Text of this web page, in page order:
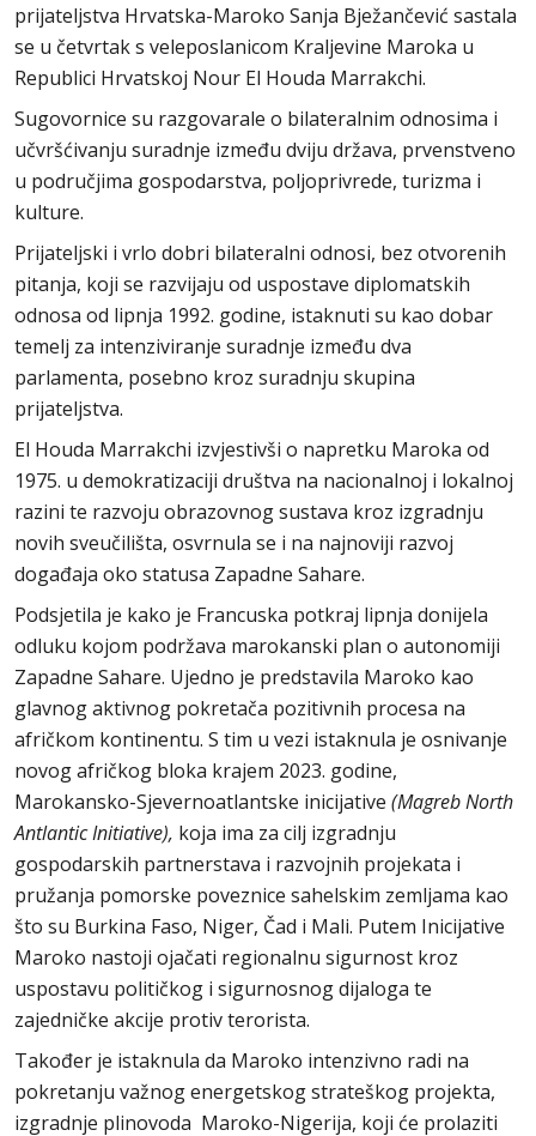
prijateljstva Hrvatska-Maroko Sanja Bježančević sastala
se u četvrtak s veleposlanicom Kraljevine Maroka u
Republici Hrvatskoj Nour El Houda Marrakchi.
Sugovornice su razgovarale o bilateralnim odnosima i
učvršćivanju suradnje između dviju država, prvenstveno
u područjima gospodarstva, poljoprivrede, turizma i
kulture.
Prijateljski i vrlo dobri bilateralni odnosi, bez otvorenih
pitanja, koji se razvijaju od uspostave diplomatskih
odnosa od lipnja 1992. godine, istaknuti su kao dobar
temelj za intenziviranje suradnje između dva
parlamenta, posebno kroz suradnju skupina
prijateljstva.
El Houda Marrakchi izvjestivši o napretku Maroka od
1975. u demokratizaciji društva na nacionalnoj i lokalnoj
razini te razvoju obrazovnog sustava kroz izgradnju
novih sveučilišta, osvrnula se i na najnoviji razvoj
događaja oko statusa Zapadne Sahare.
Podsjetila je kako je Francuska potkraj lipnja donijela
odluku kojom podržava marokanski plan o autonomiji
Zapadne Sahare. Ujedno je predstavila Maroko kao
glavnog aktivnog pokretača pozitivnih procesa na
afričkom kontinentu. S tim u vezi istaknula je osnivanje
novog afričkog bloka krajem 2023. godine,
Marokansko-Sjevernoatlantske inicijative (Magreb North
Antlantic Initiative), koja ima za cilj izgradnju
gospodarskih partnerstava i razvojnih projekata i
pružanja pomorske poveznice sahelskim zemljama kao
što su Burkina Faso, Niger, Čad i Mali. Putem Inicijative
Maroko nastoji ojačati regionalnu sigurnost kroz
uspostavu političkog i sigurnosnog dijaloga te
zajedničke akcije protiv terorista.
Također je istaknula da Maroko intenzivno radi na
pokretanju važnog energetskog strateškog projekta,
izgradnje plinovoda Maroko-Nigerija, koji će prolaziti